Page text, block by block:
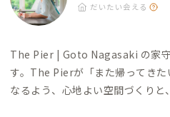
だいたい会える
The Pier | Goto Nagasaki の家
す。 The Pierが「また帰ってき
なるよう、心地よい空間づくり